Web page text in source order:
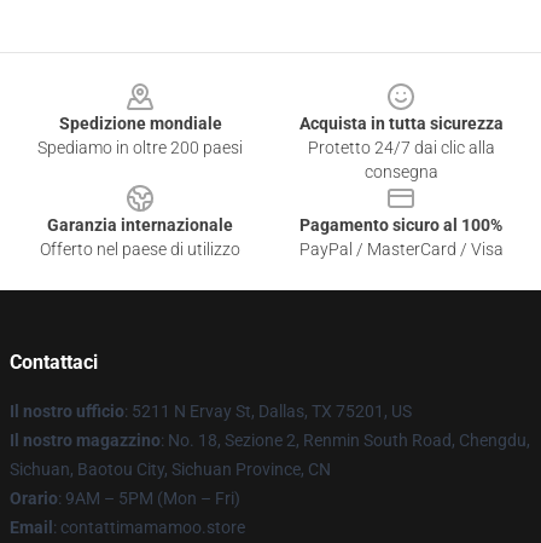
Spedizione mondiale
Spediamo in oltre 200 paesi
Acquista in tutta sicurezza
Protetto 24/7 dai clic alla
consegna
Garanzia internazionale
Offerto nel paese di utilizzo
Pagamento sicuro al 100%
PayPal / MasterCard / Visa
Contattaci
Il nostro ufficio: 5211 N Ervay St, Dallas, TX 75201, US
Il nostro magazzino: No. 18, Sezione 2, Renmin South Road, Chengdu,
Sichuan, Baotou City, Sichuan Province, CN
Orario: 9AM – 5PM (Mon – Fri)
Email : contattimamamoo.store